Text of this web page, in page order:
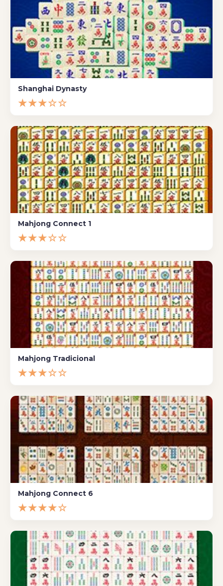
Shanghai Dynasty
★★★☆☆
Mahjong Connect 1
★★★☆☆
Mahjong Tradicional
★★★☆☆
Mahjong Connect 6
★★★★☆